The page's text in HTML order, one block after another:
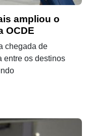
ampliou o
OCDE
chegada de
entre os destinos